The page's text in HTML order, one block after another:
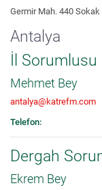
Germir Mah. 440
Antalya
İl Sorumlusu
Mehmet Bey
antalya@katrefm.com
Telefon:
Dergah
Ekrem Bey